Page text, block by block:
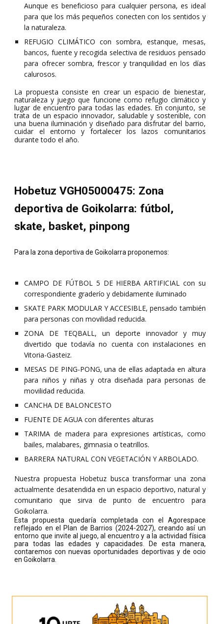
Aunque es beneficioso para cualquier persona, es ideal
para que los más pequeños conecten con los sentidos y
la naturaleza.
REFUGIO CLIMÁTICO con sombra, estanque, mesas,
bancos, fuente y recogida selectiva de residuos pensado
para ofrecer sombra, frescor y tranquilidad en los días
calurosos.
La propuesta consiste en crear un espacio de bienestar,
naturaleza y juego que funcione como refugio climático y
lugar de encuentro para todas las edades. En conjunto, se
trata de un espacio innovador, saludable y sostenible, con
una buena iluminación y diseñado para disfrutar del barrio,
cuidar el entorno y fortalecer los lazos comunitarios
durante todo el año.
Hobetuz VGH05000475: Zona
deportiva de Goikolarra: fútbol,
skate, basket, pinpong
Para la zona deportiva de Goikolarra proponemos:
CAMPO DE FÚTBOL 5 DE HIERBA ARTIFICIAL con su
correspondiente graderío y debidamente iluminado
SKATE PARK MODULAR Y ACCESIBLE, pensado también
para personas con movilidad reducida.
ZONA DE TEQBALL, un deporte innovador y muy
divertido que todavía no cuenta con instalaciones en
Vitoria-Gasteiz.
MESAS DE PING-PONG, una de ellas adaptada en altura
para niños y niñas y otra diseñada para personas de
movilidad reducida.
CANCHA DE BALONCESTO
FUENTE DE AGUA con diferentes alturas
TARIMA de madera para expresiones artísticas, como
bailes, malabares, gimnasia o teatrillos.
BARRERA NATURAL CON VEGETACIÓN Y ARBOLADO.
Nuestra propuesta Hobetuz busca transformar una zona
actualmente desatendida en un espacio deportivo, natural y
comunitario que sirva de punto de encuentro para
Goikolarra.
Esta propuesta quedaría completada con el Agorespace
reflejado en el Plan de Barrios (2024-2027), creando así un
entorno que invite al juego, al encuentro y a la actividad física
para todas las edades y capacidades. De esta manera,
contaremos con nuevas oportunidades deportivas y de ocio
en Goikolarra.